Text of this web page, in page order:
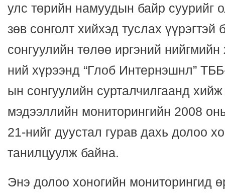
улс төрийн намуудын байр суурийг
зөв сонголт хийхэд туслах үүрэгтэй
сонгуулийн төлөө иргэний
ний хүрээнд “Глоб Интернэшнл”
ын сонгуулийн сурталчилгаанд
мэдээллийн мониторингийн 2008
21-нийг дуустал гурав дахь долоо
танилцуулж байна.
Энэ долоо хоногийн мониторингид